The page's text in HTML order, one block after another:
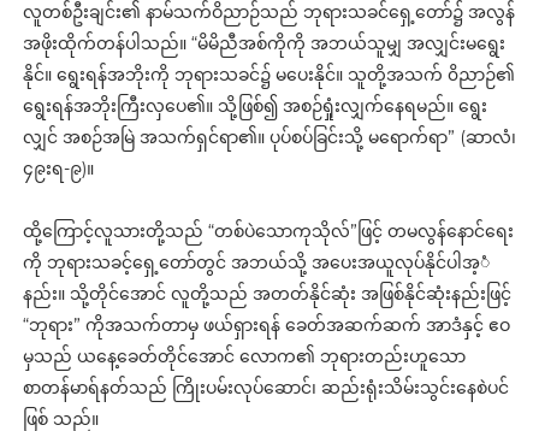
လူတစ်ဦးချင်း၏ နာမ်သက်ဝိညာဉ်သည် ဘုရားသခင်ရှေ့တော်၌ အလွန်
အဖိုးထိုက်တန်ပါသည်။ “မိမိညီအစ်ကိုကို အဘယ်သူမျှ အလျှင်းမရွေး
နိုင်။ ရွေးရန်အဘိုးကို ဘုရားသခင်၌ မပေးနိုင်။ သူတို့အသက် ၀ိညာဉ်၏
ရွေးရန်အဘိုးကြီးလှပေ၏။ သို့ဖြစ်၍ အစဉ်ရှုံးလျှက်နေရမည်။ ရွေး
လျှင် အစဉ်အမြဲ အသက်ရှင်ရာ၏။ ပုပ်စပ်ခြင်းသို့ မရောက်ရာ” (ဆာလံ၊
၄၉းရ-၉)။
ထို့ကြောင့်လူသားတို့သည် “တစ်ပဲသောကုသိုလ်”ဖြင့် တမလွန်နောင်ရေး
ကို ဘုရားသခင့်ရှေ့တော်တွင် အဘယ်သို့ အပေးအယူလုပ်နိုင်ပါအ့ံ
နည်း။ သို့တိုင်အောင် လူတို့သည် အတတ်နိုင်ဆုံး အဖြစ်နိုင်ဆုံးနည်းဖြင့်
“ဘုရား” ကိုအသက်တာမှ ဖယ်ရှားရန် ခေတ်အဆက်ဆက် အာဒံနှင့် ဧဝ
မှသည် ယနေ့ခေတ်တိုင်အောင် လောက၏ ဘုရားတည်းဟူသော
စာတန်မာရ်နတ်သည် ကြိုးပမ်းလုပ်ဆောင်၊ ဆည်းရုံးသိမ်းသွင်းနေစဲပင်
ဖြစ် သည်။